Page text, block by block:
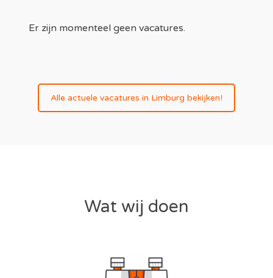
Er zijn momenteel geen vacatures.
Alle actuele vacatures in Limburg bekijken!
Wat wij doen